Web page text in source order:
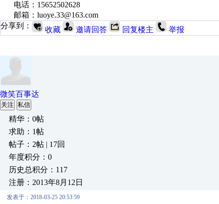
电话：15652502628
邮箱：luoye.33@163.com
分享到：
收藏 邀请回答 回复楼主 举报
微笑百事达
关注 私信
精华：0帖
求助：1帖
帖子：2帖 | 17回
年度积分：0
历史总积分：117
注册：2013年8月12日
发表于：2018-03-25 20:53:59